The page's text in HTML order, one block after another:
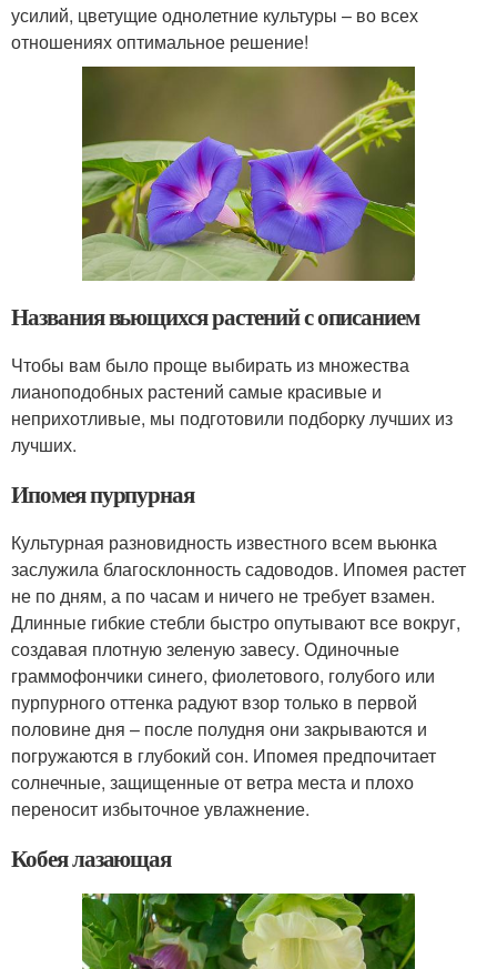
усилий, цветущие однолетние культуры – во всех
отношениях оптимальное решение!
Названия вьющихся растений с описанием
Чтобы вам было проще выбирать из множества
лианоподобных растений самые красивые и
неприхотливые, мы подготовили подборку лучших из
лучших.
Ипомея пурпурная
Культурная разновидность известного всем вьюнка
заслужила благосклонность садоводов. Ипомея растет
не по дням, а по часам и ничего не требует взамен.
Длинные гибкие стебли быстро опутывают все вокруг,
создавая плотную зеленую завесу. Одиночные
граммофончики синего, фиолетового, голубого или
пурпурного оттенка радуют взор только в первой
половине дня – после полудня они закрываются и
погружаются в глубокий сон. Ипомея предпочитает
солнечные, защищенные от ветра места и плохо
переносит избыточное увлажнение.
Кобея лазающая